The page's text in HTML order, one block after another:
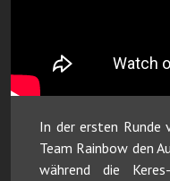
In der ersten Runde
Team Rainbow den
während die